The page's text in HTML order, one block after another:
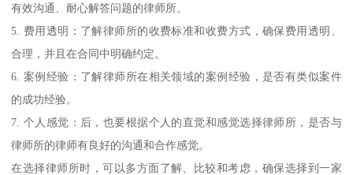
有效沟通、耐心解答问题的律师所。
5. 费用透明：了解律师所的收费标准和收费方式，确保费用透明、
合理，并且在合同中明确约定。
6. 案例经验：了解律师所在相关领域的案例经验，是否有类似案件
的成功经验。
7. 个人感觉：后，也要根据个人的直觉和感觉选择律师所，是否与
律师所的律师有良好的沟通和合作感觉。
在选择律师所时，可以多方面了解、比较和考虑，确保选择到一家